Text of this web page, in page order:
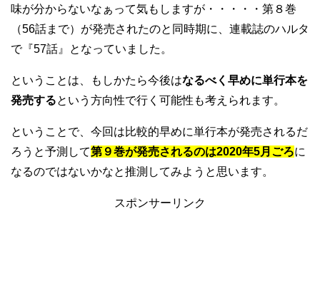
味が分からないなぁって気もしますが・・・・・第８巻
（56話まで）が発売されたのと同時期に、連載誌のハルタ
で『57話』となっていました。
ということは、もしかたら今後はなるべく早めに単行本を
発売するという方向性で行く可能性も考えられます。
ということで、今回は比較的早めに単行本が発売されるだ
ろうと予測して第９巻が発売されるのは2020年5月ごろに
なるのではないかなと推測してみようと思います。
スポンサーリンク